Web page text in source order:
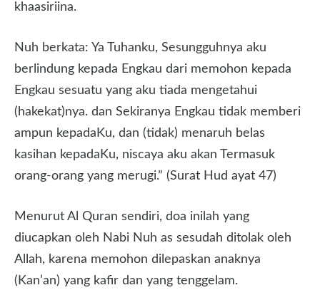
khaasiriina.
Nuh berkata: Ya Tuhanku, Sesungguhnya aku
berlindung kepada Engkau dari memohon kepada
Engkau sesuatu yang aku tiada mengetahui
(hakekat)nya. dan Sekiranya Engkau tidak memberi
ampun kepadaKu, dan (tidak) menaruh belas
kasihan kepadaKu, niscaya aku akan Termasuk
orang-orang yang merugi.” (Surat Hud ayat 47)
Menurut Al Quran sendiri, doa inilah yang
diucapkan oleh Nabi Nuh as sesudah ditolak oleh
Allah, karena memohon dilepaskan anaknya
(Kan’an) yang kafir dan yang tenggelam.